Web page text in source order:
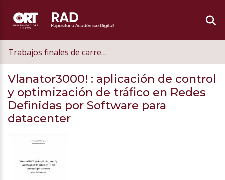
Trabajos finales de carrera de grado
Vlanator3000! : aplicación de control
y optimización de tráfico en Redes
Definidas por Software para
datacenter